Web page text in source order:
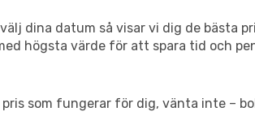
dina datum så visar vi dig de bästa
högsta värde för att spara tid och
som fungerar för dig, vänta inte –